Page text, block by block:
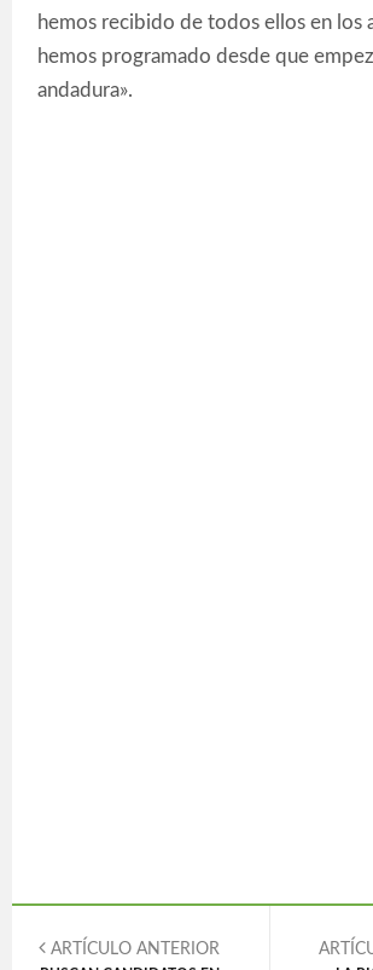
hemos recibido de todos ellos en los
hemos programado desde que
andadura».
ARTÍCULO ANTERIOR